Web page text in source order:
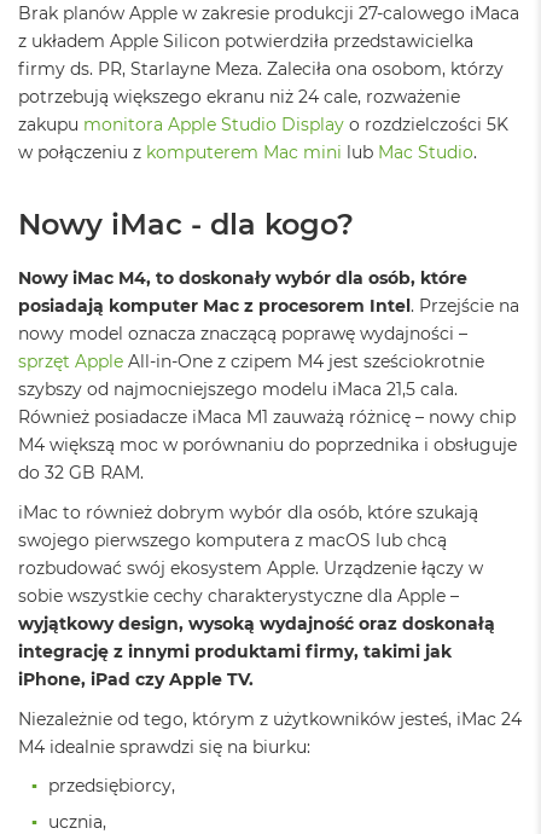
M
a
c
B
o
o
k
A
G
i
z
d
n
a
z
a
r
ś
ć
M
a
c
B
o
o
k
i
r
K
s
Brak planów Apple w zakresie produkcji 27-calowego iMaca
z układem Apple Silicon potwierdziła przedstawicielka
firmy ds. PR, Starlayne Meza. Zaleciła ona osobom, którzy
potrzebują większego ekranu niż 24 cale, rozważenie
zakupu monitora Apple Studio Display o rozdzielczości 5K
w połączeniu z komputerem Mac mini lub Mac Studio.
Nowy iMac - dla kogo?
Nowy iMac M4, to doskonały wybór dla osób, które
posiadają komputer Mac z procesorem Intel. Przejście na
nowy model oznacza znaczącą poprawę wydajności –
sprzęt Apple All-in-One z czipem M4 jest sześciokrotnie
szybszy od najmocniejszego modelu iMaca 21,5 cala.
Również posiadacze iMaca M1 zauważą różnicę – nowy chip
M4 większą moc w porównaniu do poprzednika i obsługuje
do 32 GB RAM.
iMac to również dobrym wybór dla osób, które szukają
swojego pierwszego komputera z macOS lub chcą
rozbudować swój ekosystem Apple. Urządzenie łączy w
sobie wszystkie cechy charakterystyczne dla Apple –
wyjątkowy design, wysoką wydajność oraz doskonałą
integrację z innymi produktami firmy, takimi jak
iPhone, iPad czy Apple TV.
Niezależnie od tego, którym z użytkowników jesteś, iMac 24
M4 idealnie sprawdzi się na biurku:
przedsiębiorcy,
ucznia,